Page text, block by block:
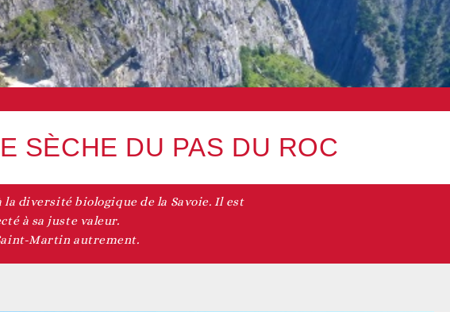
SÈCHE DU PAS DU ROC
diversité biologique de la Savoie. Il est
à sa juste valeur.
Martin autrement.